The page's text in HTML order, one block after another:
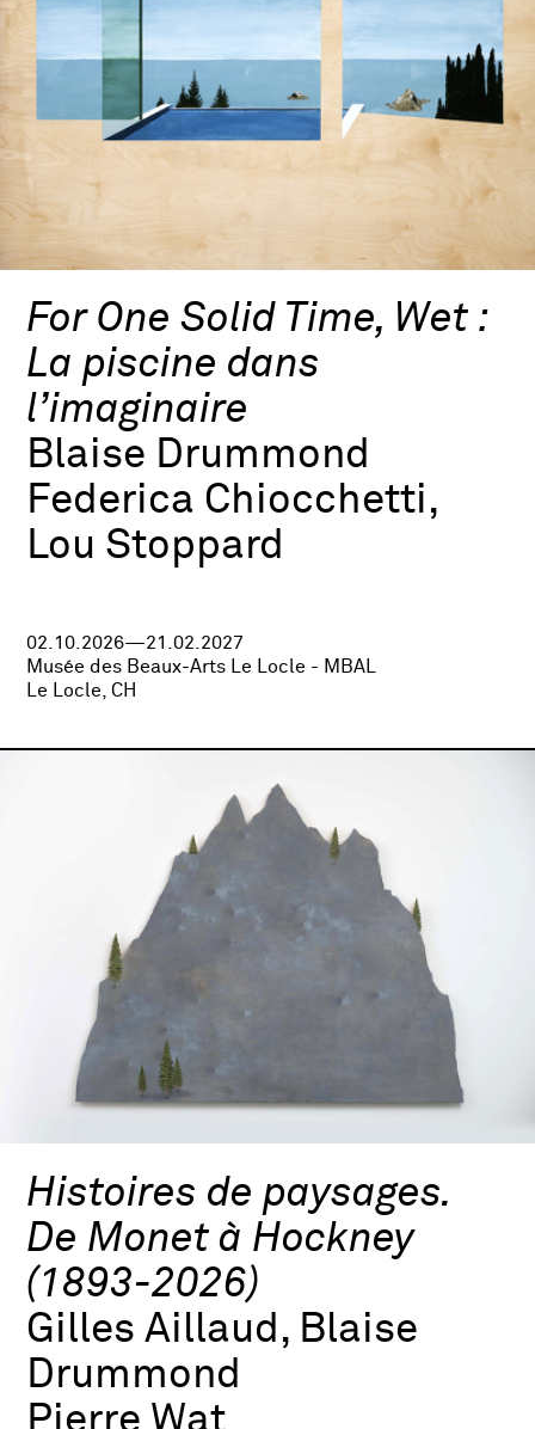
For One Solid Time, Wet :
La piscine dans
l’imaginaire
Blaise Drummond
Federica Chiocchetti,
Lou Stoppard
02.10.2026—21.02.2027
Musée des Beaux-Arts Le Locle - MBAL
Le Locle, CH
Histoires de paysages.
De Monet à Hockney
(1893-2026)
Gilles Aillaud, Blaise
Drummond
Pierre Wat